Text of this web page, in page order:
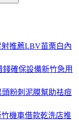
推薦LBV苗栗白內
確保設備新竹急用
粉刺泥膜幫助祛痘
機車借款乾洗店推